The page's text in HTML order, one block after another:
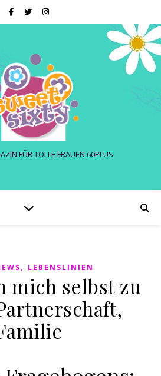
FÜR TOLLE FRAUEN 60PLUS
, LEBENSLINIEN
mich selbst zu